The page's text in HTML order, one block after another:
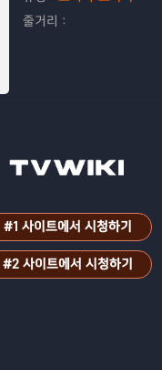
줄거리：
#1 사이트에서 시청하기
#2 사이트에서 시청하기